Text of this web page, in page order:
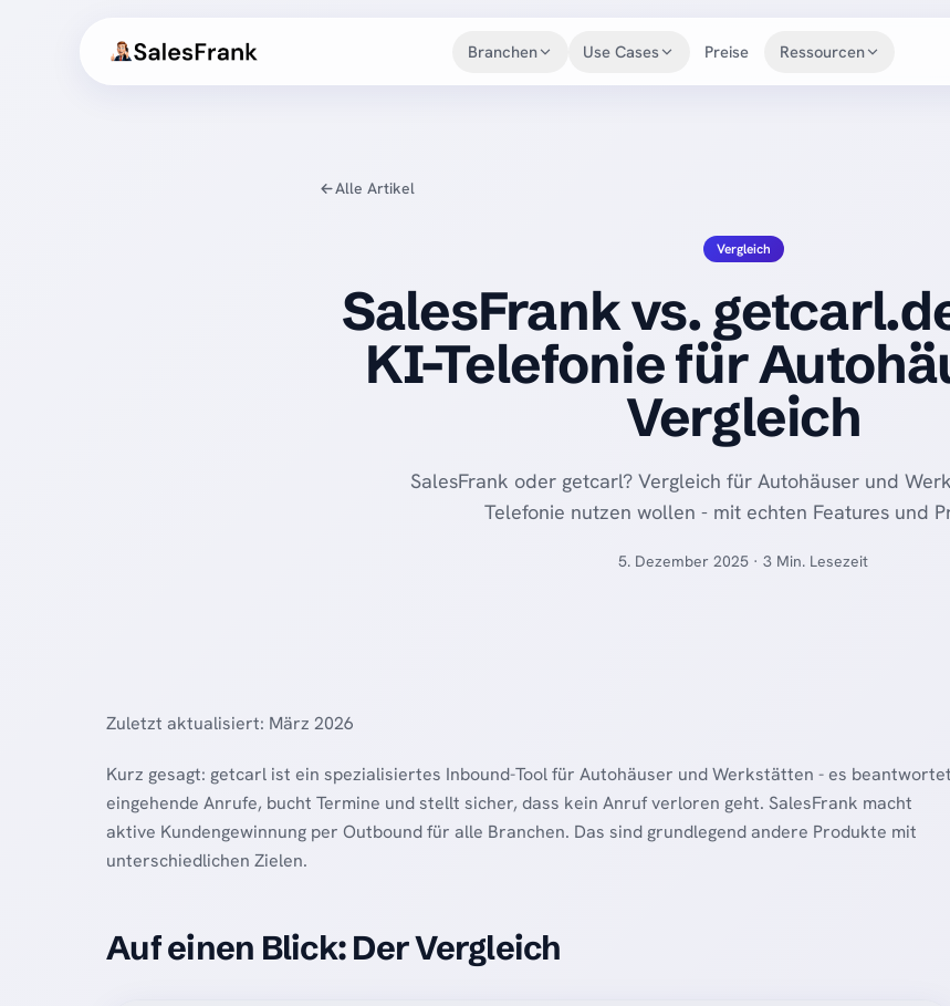
Branchen Use Cases
Datenanreicherung
Eingehende Anrufe
Preise Ressourcen
Erfolgsgeschichten
Partnerprogramm
Changelog
Dokumentation
Alle Artikel
Vergleich
SalesFrank vs.
KI-Telefonie für
Vergleich
SalesFrank oder getcarl? Vergleich für Autohäuser und
Telefonie nutzen wollen - mit echten Features und
5. Dezember 2025 · 3 Min. Lesezeit
Zuletzt aktualisiert: März 2026
Kurz gesagt: getcarl ist ein spezialisiertes Inbound-Tool für Autohäuser und Werkstätten - es beantwortet
eingehende Anrufe, bucht Termine und stellt sicher, dass kein Anruf verloren geht. SalesFrank macht
aktive Kundengewinnung per Outbound für alle Branchen. Das sind grundlegend andere Produkte mit
unterschiedlichen Zielen.
Auf einen Blick: Der Vergleich